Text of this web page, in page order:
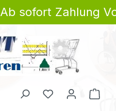
Ab sofort Zahlung
Du hast 0